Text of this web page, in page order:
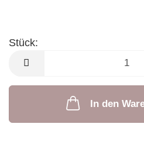
Stück:
Stück
In den